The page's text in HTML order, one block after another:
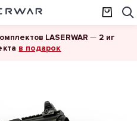
LASERWAR — 2 иг
в подарок